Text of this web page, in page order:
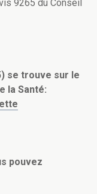
9265 du Conseil
se trouve sur le
la Santé:
pouvez